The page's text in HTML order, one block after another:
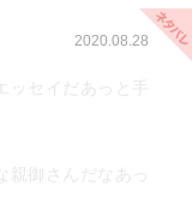
2020.08.28
セイだあっと手
親御さんだなあっ